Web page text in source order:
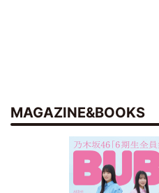
MAGAZINE&BOOKS